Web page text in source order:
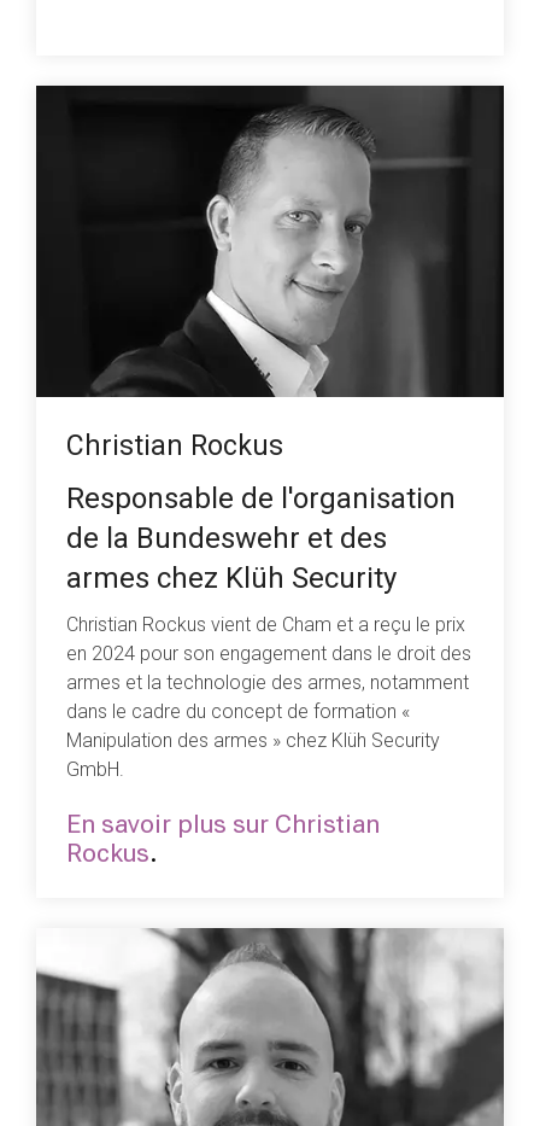
Christian Rockus
Responsable de l'organisation
de la Bundeswehr et des
armes chez Klüh Security
Christian Rockus vient de Cham et a reçu le prix
en 2024 pour son engagement dans le droit des
armes et la technologie des armes, notamment
dans le cadre du concept de formation «
Manipulation des armes » chez Klüh Security
GmbH.
En savoir plus sur Christian
Rockus.